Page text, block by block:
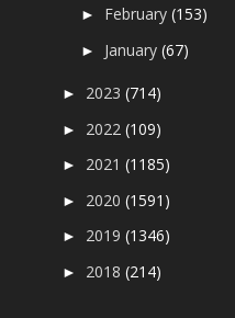
► February(153)
► January(67)
► 2023(714)
► 2022(109)
► 2021(1185)
► 2020(1591)
► 2019(1346)
► 2018(214)